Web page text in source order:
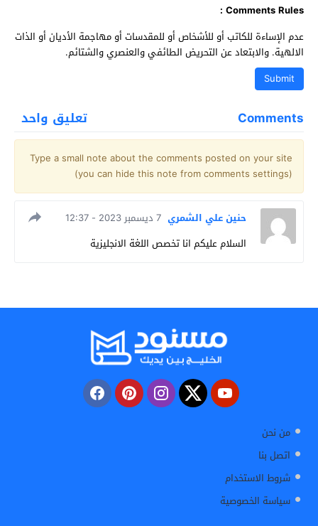
Comments Rules :
عدم الإساءة للكاتب أو للأشخاص أو للمقدسات أو مهاجمة الأديان أو الذات
الالهية. والابتعاد عن التحريض الطائفي والعنصري والشتائم.
Comments تعليق واحد
Type a small note about the comments posted on your site
(you can hide this note from comments settings)
حنين علي الشمري 7 ديسمبر 2023 - 12:37
السلام عليكم انا تخصص اللغة الانجليزية
من نحن
اتصل بنا
شروط الاستخدام
سياسة الخصوصية